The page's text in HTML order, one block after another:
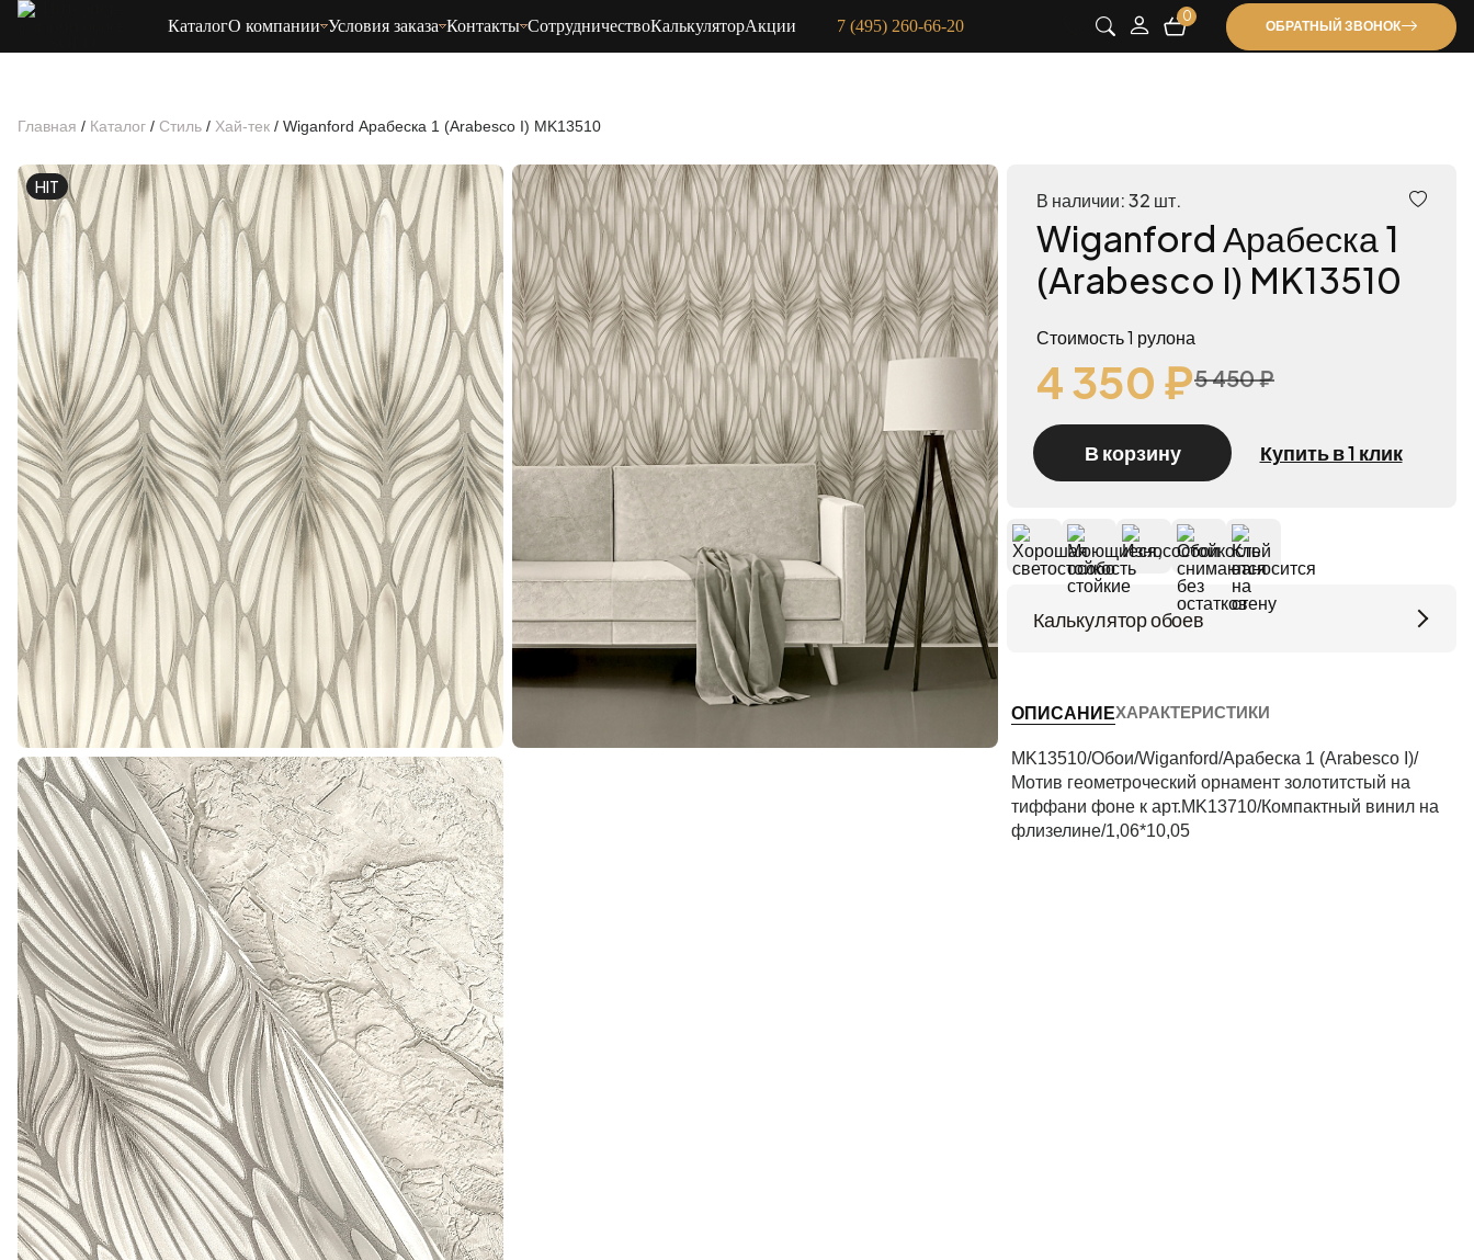
КаталогО компании Условия заказа Контакты СотрудничествоКалькуляторАкции 7 (495) 260-66-20
0
ОБРАТНЫЙ ЗВОНОК
Главная / Каталог / Стиль / Хай-тек / Wiganford Арабеска 1 (Arabesco I) MK13510
HIT
В наличии: 32 шт.
Wiganford Арабеска 1
(Arabesco I) MK13510
Стоимость 1 рулона
4 350 ₽5 450 ₽
В корзину Купить в 1 клик
Калькулятор обоев
Периметр комнаты (м)
ОПИСАНИЕХАРАКТЕРИСТИКИ
MK13510/Обои/Wiganford/Арабеска 1 (Arabesco I)/
Мотив геометроческий орнамент золотитстый на
тиффани фоне к арт.MK13710/Компактный винил на
флизелине/1,06*10,05